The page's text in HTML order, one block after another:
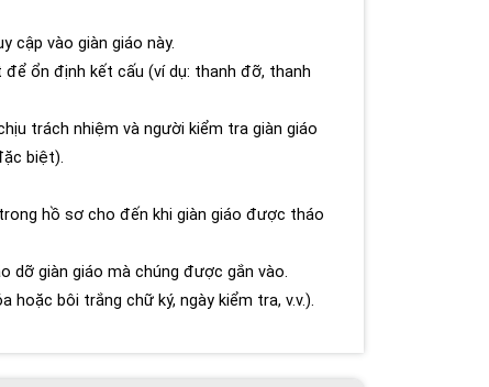
cập vào giàn giáo này.
ổn định kết cấu (ví dụ: thanh đỡ, thanh
trách nhiệm và người kiểm tra giàn giáo
biệt).
hồ sơ cho đến khi giàn giáo được tháo
dỡ giàn giáo mà chúng được gắn vào.
hoặc bôi trắng chữ ký, ngày kiểm tra, v.v.).